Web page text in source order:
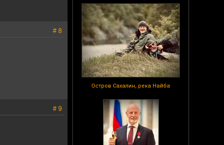
Остров Сахалин, река Найба
# 8
# 9